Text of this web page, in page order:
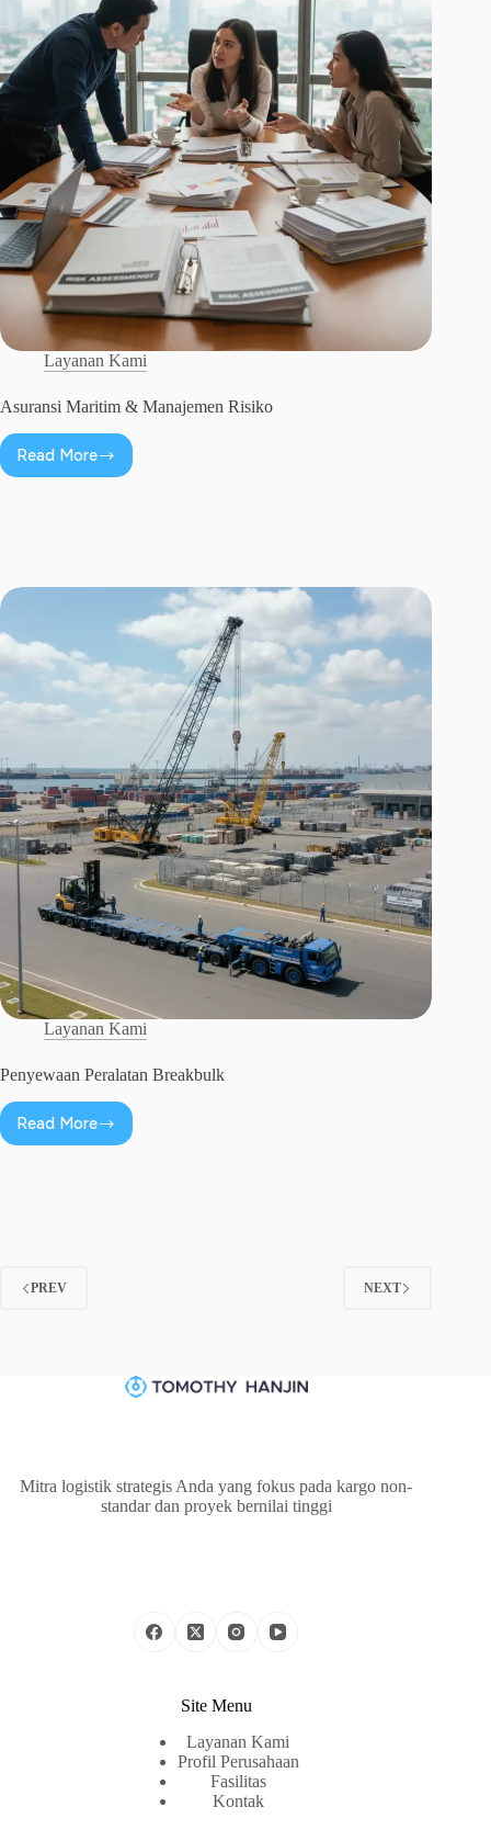
Layanan Kami
Asuransi Maritim & Manajemen Risiko
Read More
Asuransi
Maritim
Layanan Kami
Penyewaan Peralatan Breakbulk
Read MorePenyewaan
Peralatan
PREV NEXT
Mitra logistik strategis Anda yang fokus pada kargo non-
standar dan proyek bernilai tinggi
Site Menu
Layanan Kami
Profil Perusahaan
Fasilitas
Kontak